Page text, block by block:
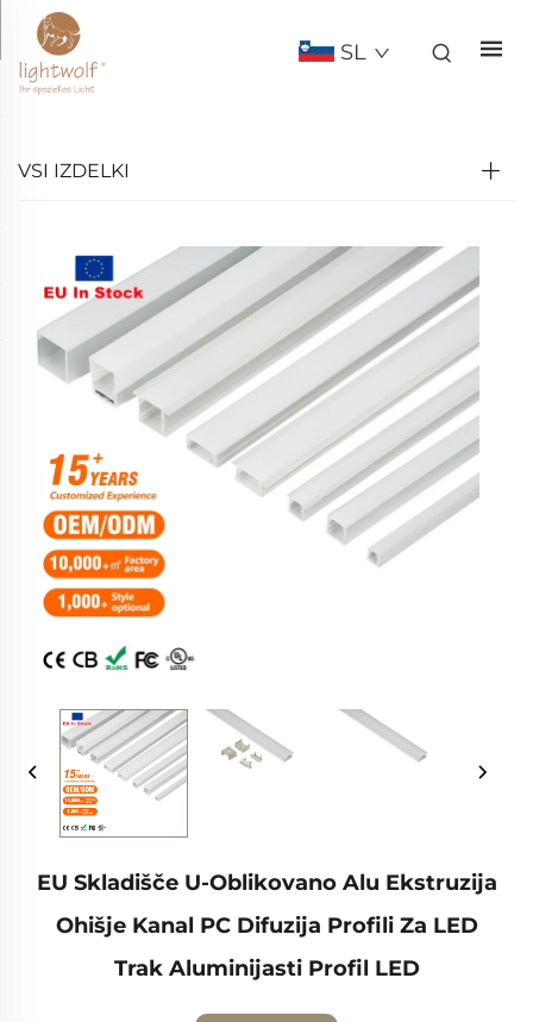
SL
VSI IZDELKI
EU Skladišče U-Oblikovano Alu Ekstruzija
Ohišje Kanal PC Difuzija Profili Za LED
Trak Aluminijasti Profil LED